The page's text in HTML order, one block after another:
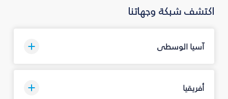
اكتشف شبكة وجهاتنا
آسيا الوسطى
أفريقيا